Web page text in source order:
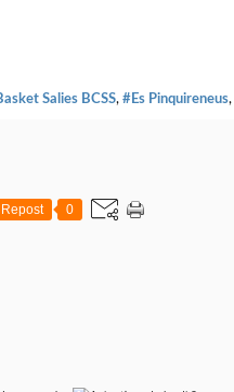
Salies BCSS, #Es Pinquireneus,
Repost 0